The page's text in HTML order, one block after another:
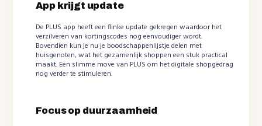
App krijgt update
De PLUS app heeft een flinke update gekregen waardoor het
verzilveren van kortingscodes nog eenvoudiger wordt.
Bovendien kun je nu je boodschappenlijstje delen met
huisgenoten, wat het gezamenlijk shoppen een stuk practical
maakt. Een slimme move van PLUS om het digitale shopgedrag
nog verder te stimuleren.
Focus op duurzaamheid